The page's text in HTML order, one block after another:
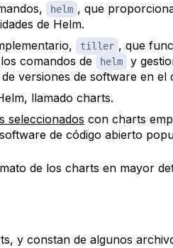
helm , que
de Helm.
tiller , que
comandos de
helm
y
versiones de software en el
llamado charts.
seleccionados con charts
de código abierto
de los charts en mayor
, y constan de algunos